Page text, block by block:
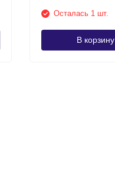
Осталась 1 шт.
В корзину